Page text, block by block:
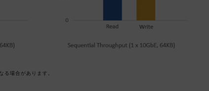
場合があります。